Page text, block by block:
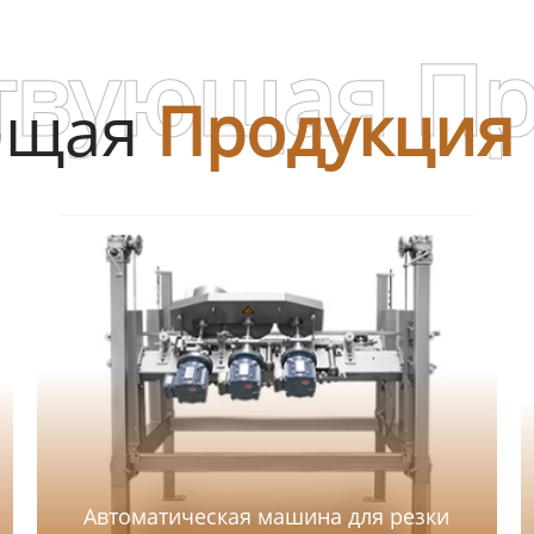
Продукция
Автоматическая машина для резки